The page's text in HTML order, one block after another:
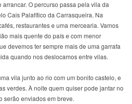
O percurso passa pela vila da
Cais Palafítico da Carrasqueira. Na
restaurantes e uma mercearia. Vamos
mais quente do país e com menor
devemos ter sempre mais de uma garrafa
quando nos deslocamos entre vilas.
vila junto ao rio com um bonito castelo, e
verdes. À noite quem quiser pode jantar no
serão enviados em breve.